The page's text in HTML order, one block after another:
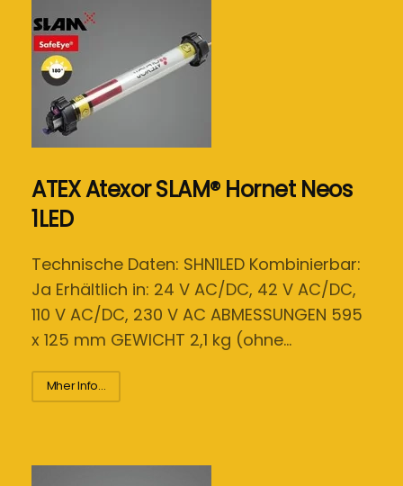
ATEX Atexor SLAM® Hornet Neos
1LED
Technische Daten: SHN1LED Kombinierbar:
Ja Erhältlich in: 24 V AC/DC, 42 V AC/DC,
110 V AC/DC, 230 V AC ABMESSUNGEN 595
x 125 mm GEWICHT 2,1 kg (ohne…
Mher Info...